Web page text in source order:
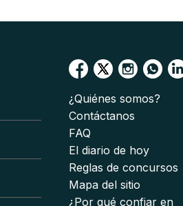
¿Quiénes somos?
Contáctanos
FAQ
El diario de hoy
Reglas de concursos
Mapa del sitio
¿Por qué confiar en